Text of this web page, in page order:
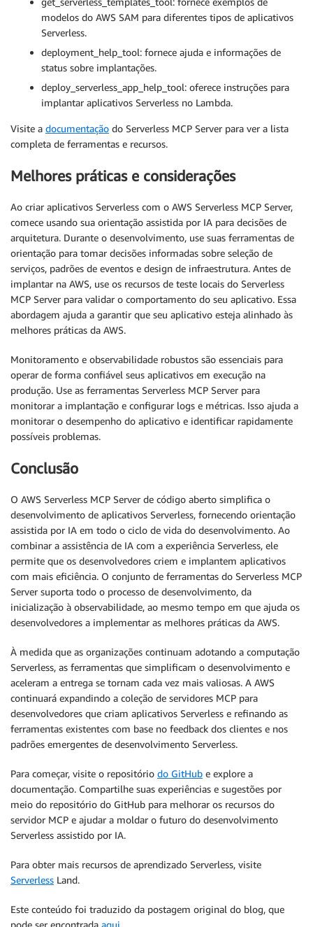
modelos do AWS SAM para diferentes tipos de aplicativos
Serverless.
deployment_help_tool: fornece ajuda e informações de
status sobre implantações.
deploy_serverless_app_help_tool: oferece instruções para
implantar aplicativos Serverless no Lambda.
Visite a documentação do Serverless MCP Server para ver a lista
completa de ferramentas e recursos.
Melhores práticas e considerações
Ao criar aplicativos Serverless com o AWS Serverless MCP Server,
comece usando sua orientação assistida por IA para decisões de
arquitetura. Durante o desenvolvimento, use suas ferramentas de
orientação para tomar decisões informadas sobre seleção de
serviços, padrões de eventos e design de infraestrutura. Antes de
implantar na AWS, use os recursos de teste locais do Serverless
MCP Server para validar o comportamento do seu aplicativo. Essa
abordagem ajuda a garantir que seu aplicativo esteja alinhado às
melhores práticas da AWS.
Monitoramento e observabilidade robustos são essenciais para
operar de forma confiável seus aplicativos em execução na
produção. Use as ferramentas Serverless MCP Server para
monitorar a implantação e configurar logs e métricas. Isso ajuda a
monitorar o desempenho do aplicativo e identificar rapidamente
possíveis problemas.
Conclusão
O AWS Serverless MCP Server de código aberto simplifica o
desenvolvimento de aplicativos Serverless, fornecendo orientação
assistida por IA em todo o ciclo de vida do desenvolvimento. Ao
combinar a assistência de IA com a experiência Serverless, ele
permite que os desenvolvedores criem e implantem aplicativos
com mais eficiência. O conjunto de ferramentas do Serverless MCP
Server suporta todo o processo de desenvolvimento, da
inicialização à observabilidade, ao mesmo tempo em que ajuda os
desenvolvedores a implementar as melhores práticas da AWS.
À medida que as organizações continuam adotando a computação
Serverless, as ferramentas que simplificam o desenvolvimento e
aceleram a entrega se tornam cada vez mais valiosas. A AWS
continuará expandindo a coleção de servidores MCP para
desenvolvedores que criam aplicativos Serverless e refinando as
ferramentas existentes com base no feedback dos clientes e nos
padrões emergentes de desenvolvimento Serverless.
Para começar, visite o repositório do GitHub e explore a
documentação. Compartilhe suas experiências e sugestões por
meio do repositório do GitHub para melhorar os recursos do
servidor MCP e ajudar a moldar o futuro do desenvolvimento
Serverless assistido por IA.
Para obter mais recursos de aprendizado Serverless, visite
Serverless Land.
Este conteúdo foi traduzido da postagem original do blog, que
pode ser encontrada aqui